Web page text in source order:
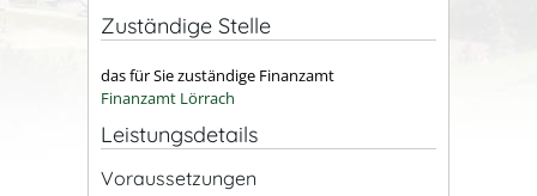
Zuständige Stelle
das für Sie zuständige Finanzamt
Finanzamt Lörrach
Leistungsdetails
Voraussetzungen